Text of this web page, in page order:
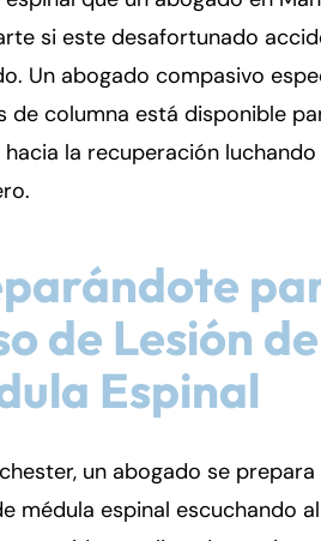
si este desafortunado
Un abogado compasivo
de columna está disponible
la recuperación
de Lesión de
Espinal
un abogado se
médula espinal escuchando